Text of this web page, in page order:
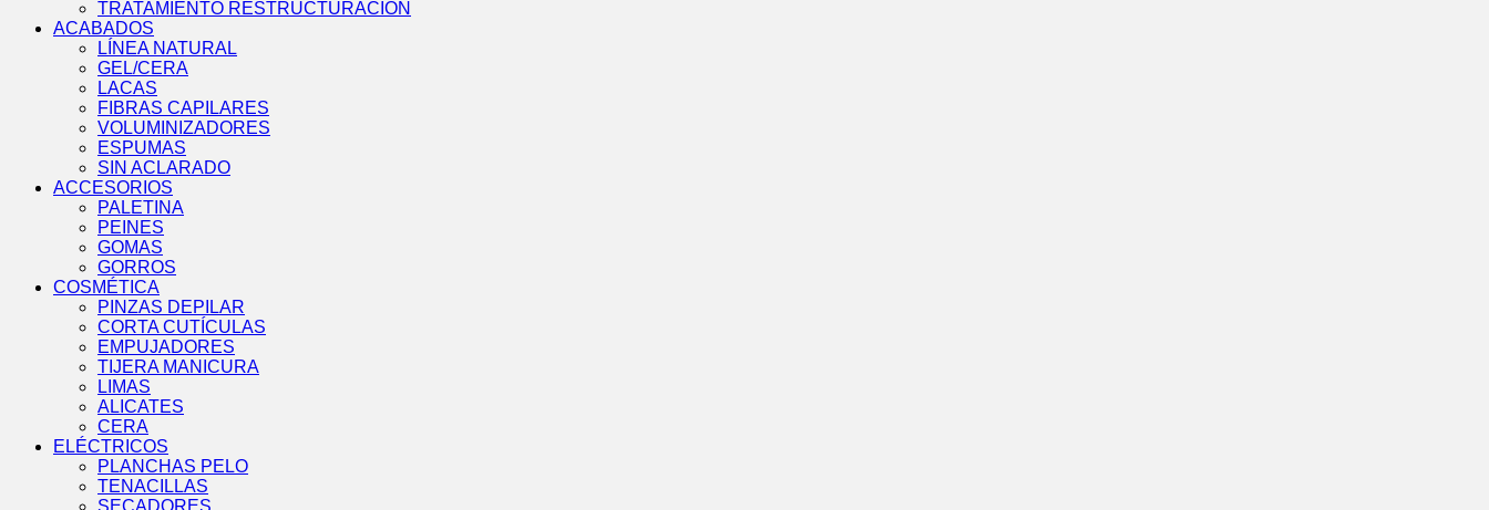
TRATAMIENTO RESTRUCTURACIÓN
ACABADOS
LÍNEA NATURAL
GEL/CERA
LACAS
FIBRAS CAPILARES
VOLUMINIZADORES
ESPUMAS
SIN ACLARADO
ACCESORIOS
PALETINA
PEINES
GOMAS
GORROS
COSMÉTICA
PINZAS DEPILAR
CORTA CUTÍCULAS
EMPUJADORES
TIJERA MANICURA
LIMAS
ALICATES
CERA
ELÉCTRICOS
PLANCHAS PELO
TENACILLAS